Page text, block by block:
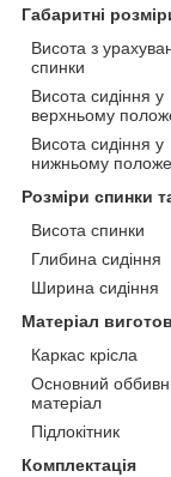
Габаритні
Висота з
спинки
Висота сидіння у
верхньому
Висота сидіння у
нижньому
Розміри спинки
Висота спинки
Глибина сидіння
Ширина сидіння
Матеріал
Каркас крісла
Основний
матеріал
Підлокітник
Комплектація